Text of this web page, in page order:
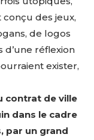
des jeux,
de logos
réflexion
exister,
contrat de ville
dans le cadre
par un grand